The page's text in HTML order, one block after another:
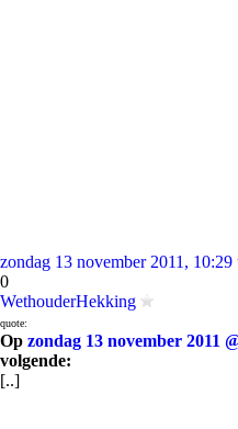
zondag 13 november 2011, 10:29
0
WethouderHekking
quote:
Op zondag 13 november 2011
volgende:
[..]